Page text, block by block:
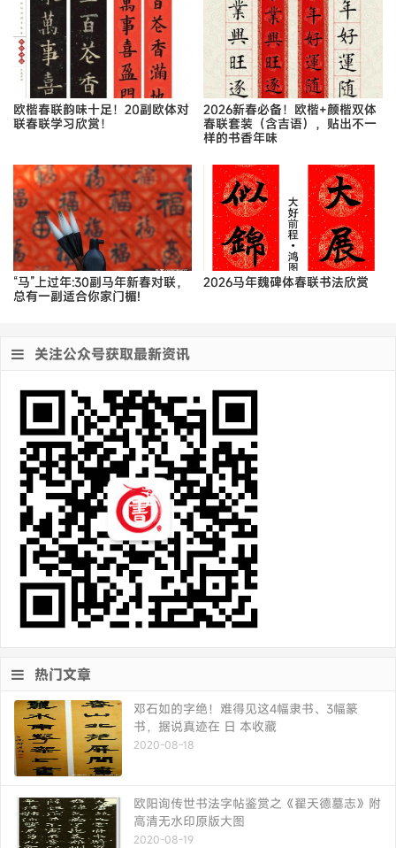
欧楷春联韵味十足！20副欧体对
联春联学习欣赏！
2026新春必备！欧楷+颜楷双体
春联套装（含吉语），贴出不一
样的书香年味
“马”上过年:30副马年新春对联，
总有一副适合你家门楣!
2026马年魏碑体春联书法欣赏
关注公众号获取最新资讯
热门文章
邓石如的字绝！难得见这4幅隶书、3幅篆
书，据说真迹在 日 本收藏
2020-08-18
欧阳询传世书法字帖鉴赏之《翟天德墓志》附
高清无水印原版大图
2020-08-19